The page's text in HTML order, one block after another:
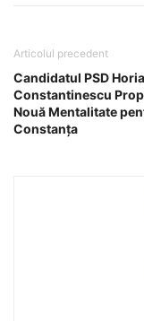
Articolul precedent
Candidatul PSD Horia
Constantinescu
Nouă Mentalitate
Constanța